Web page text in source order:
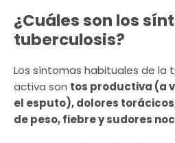
¿Cuáles son los
tuberculosis?
Los síntomas habituales de la
activa son tos productiva (a
el esputo), dolores
de peso, fiebre y sudores